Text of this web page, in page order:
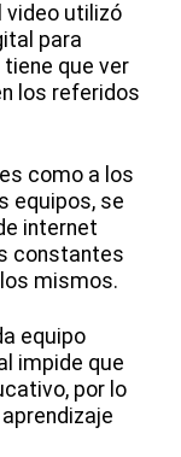
video utilizó
para
que ver
los referidos
como a los
equipos, se
internet
constantes
mismos.
equipo
impide que
por lo